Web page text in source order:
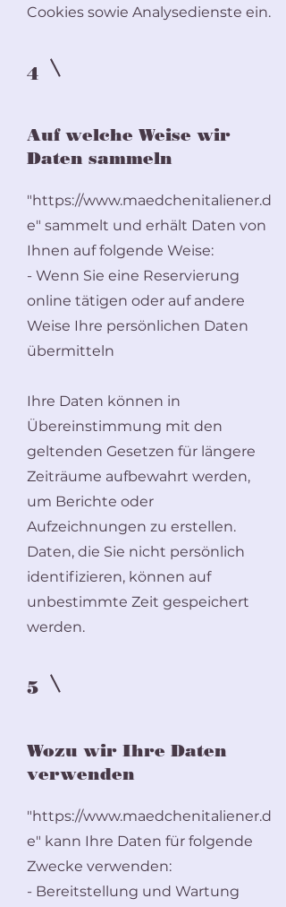
Cookies sowie Analysedienste ein.
4
Auf welche Weise wir
Daten sammeln
"https://www.maedchenitaliener.d
e" sammelt und erhält Daten von
Ihnen auf folgende Weise:
- Wenn Sie eine Reservierung
online tätigen oder auf andere
Weise Ihre persönlichen Daten
übermitteln
Ihre Daten können in
Übereinstimmung mit den
geltenden Gesetzen für längere
Zeiträume aufbewahrt werden,
um Berichte oder
Aufzeichnungen zu erstellen.
Daten, die Sie nicht persönlich
identifizieren, können auf
unbestimmte Zeit gespeichert
werden.
5
Wozu wir Ihre Daten
verwenden
"https://www.maedchenitaliener.d
e" kann Ihre Daten für folgende
Zwecke verwenden:
- Bereitstellung und Wartung